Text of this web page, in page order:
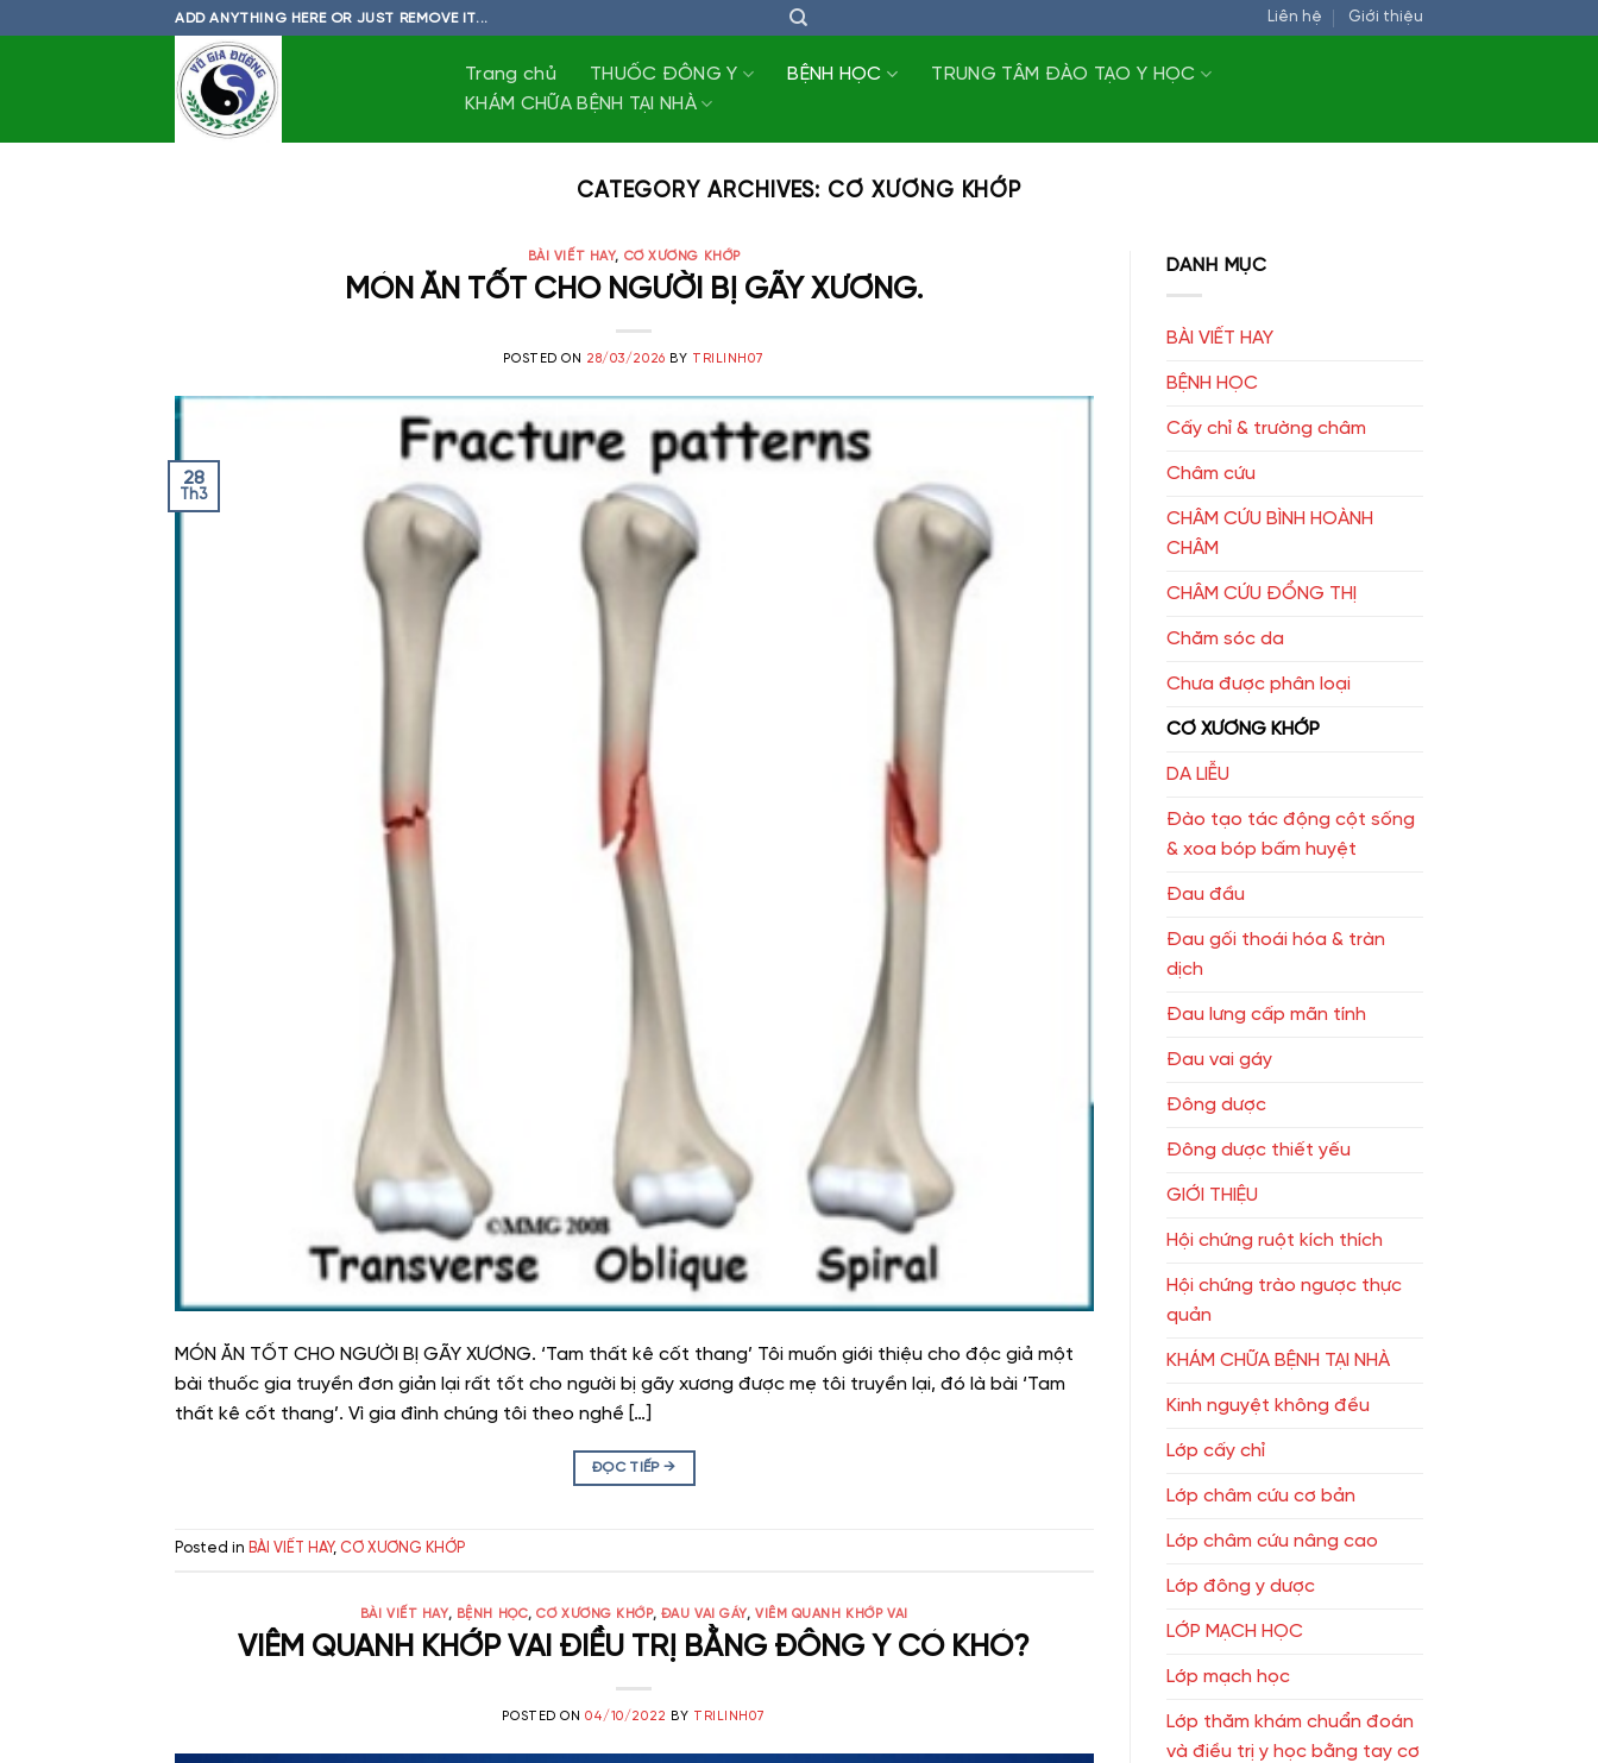
ADD ANYTHING HERE OR JUST REMOVE IT... Liên hệ Giới thiệu
Trang chủ THUỐC ĐÔNG Y BỆNH HỌC
TRUNG TÂM ĐÀO TẠO Y HỌC
KHÁM CHỮA BỆNH TẠI NHÀ
CATEGORY ARCHIVES: CƠ XƯƠNG KHỚP
BÀI VIẾT HAY, CƠ XƯƠNG KHỚP
MÓN ĂN TỐT CHO NGƯỜI BỊ GÃY XƯƠNG.
POSTED ON 28/03/2026 BY TRILINH07
28
Th3
MÓN ĂN TỐT CHO NGƯỜI BỊ GÃY XƯƠNG. ‘Tam thất kê cốt thang’ Tôi muốn giới thiệu cho độc giả một
bài thuốc gia truyền đơn giản lại rất tốt cho người bị gãy xương được mẹ tôi truyền lại, đó là bài ‘Tam
thất kê cốt thang’. Vì gia đình chúng tôi theo nghề […]
ĐỌC TIẾP→
Posted in BÀI VIẾT HAY, CƠ XƯƠNG KHỚP
BÀI VIẾT HAY, BỆNH HỌC,CƠ XƯƠNG KHỚP, ĐAU VAI GÁY,VIÊM QUANH KHỚP VAI
VIÊM QUANH KHỚP VAI ĐIỀU TRỊ BẰNG ĐÔNG Y CÓ KHÓ?
POSTED ON04/10/2022 BY TRILINH07
DANH MỤC
BÀI VIẾT HAY
BỆNH HỌC
Cấy chỉ & trường châm
Châm cứu
CHÂM CỨU BÌNH HOÀNH
CHÂM
CHÂM CỨU ĐỔNG THỊ
Chăm sóc da
Chưa được phân loại
CƠ XƯƠNG KHỚP
DA LIỄU
Đào tạo tác động cột sống
& xoa bóp bấm huyệt
Đau đầu
Đau gối thoái hóa & tràn
dịch
Đau lưng cấp mãn tính
Đau vai gáy
Đông dược
Đông dược thiết yếu
GIỚI THIỆU
Hội chứng ruột kích thích
Hội chứng trào ngược thực
quản
KHÁM CHỮA BỆNH TẠI NHÀ
Kinh nguyệt không đều
Lớp cấy chỉ
Lớp châm cứu cơ bản
Lớp châm cứu nâng cao
Lớp đông y dược
LỚP MẠCH HỌC
Lớp mạch học
Lớp thăm khám chuẩn đoán
và điều trị y học bằng tay cơ